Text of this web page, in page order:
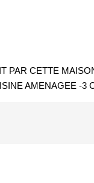
PAR CETTE
AMENAGEE -3